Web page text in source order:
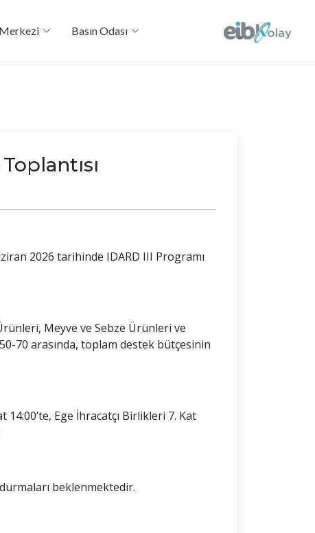
Basın Odası
2026 tarihinde IDARD III Programı
Meyve ve Sebze Ürünleri ve
70 arasında, toplam destek bütçesinin
Ege İhracatçı Birlikleri 7. Kat
beklenmektedir.